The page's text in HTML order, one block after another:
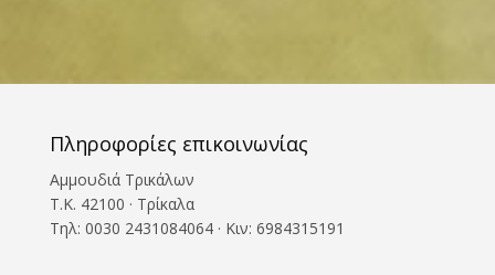
Πληροφορίες επικοινωνίας
Αμμουδιά Τρικάλων
T.Κ. 42100 · Τρίκαλα
Τηλ: 0030 2431084064 · Κιν: 6984315191